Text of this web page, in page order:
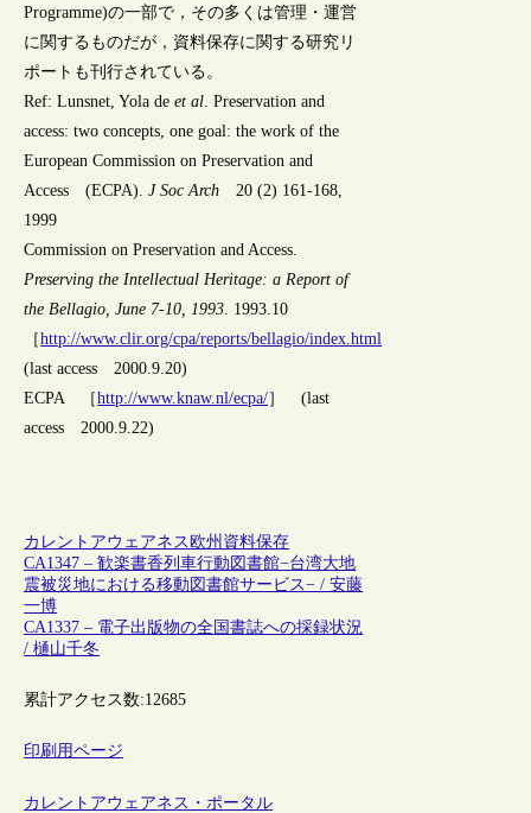
Programme)の一部で，その多くは管理・運営
に関するものだが，資料保存に関する研究リ
ポートも刊行されている。
Ref: Lunsnet, Yola de et al . Preservation and
access: two concepts, one goal: the work of the
European Commission on Preservation and
Access (ECPA).J Soc Arch 20 (2) 161-168,
1999
Commission on Preservation and Access.
Preserving the Intellectual Heritage: a Report of
the Bellagio, June 7-10, 1993 . 1993.10
［http://www.clir.org/cpa/reports/bellagio/index.html
(last access 2000.9.20)
ECPA ［http://www.knaw.nl/ecpa/］ (last
access 2000.9.22)
カレントアウェアネス 欧州 資料保存
CA1347 – 歓楽書香列車行動図書館−台湾大地
震被災地における移動図書館サービス− / 安藤
一博
CA1337 – 電子出版物の全国書誌への採録状況
/ 樋山千冬
累計アクセス数:12685
印刷用ページ
カレントアウェアネス・ポータル